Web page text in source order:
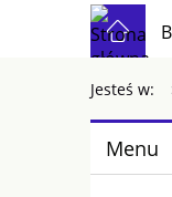
Kontakt
Jesteś w:
Menu